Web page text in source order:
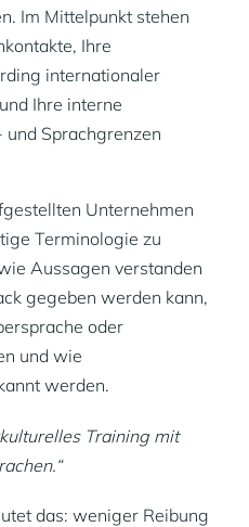
Im Mittelpunkt stehen
Ihre
internationaler
Ihre interne
Sprachgrenzen
Unternehmen
Terminologie zu
Aussagen verstanden
gegeben werden kann,
oder
und wie
werden.
Training mit
das: weniger Reibung